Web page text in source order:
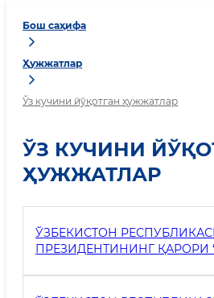
Бош саҳифа
Ҳужжатлар
Ўз кучини йўқотган ҳужжатлар
ЎЗ КУЧИНИ
ҲУЖЖАТЛАР
ЎЗБЕКИСТОН
ПРЕЗИДЕНТИНИНГ ҚАРОРИ
ШАФФОФЛИГИНИ